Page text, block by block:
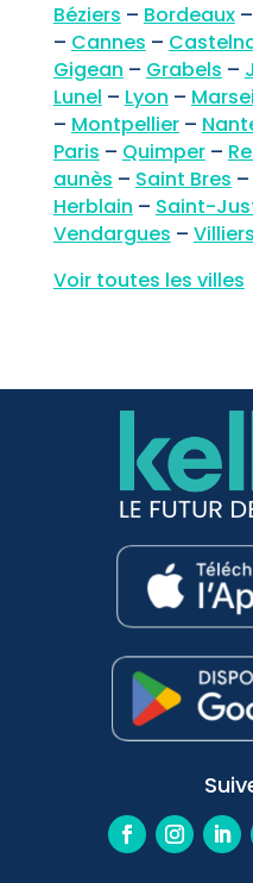
Béziers – Bordeaux–
– Cannes –
Gigean – Grabels –
Lunel – Lyon –
– Montpellier–
Paris – Quimper–
aunès – Saint Bres –
Herblain – Saint-
Vendargues –
Voir toutes les villes